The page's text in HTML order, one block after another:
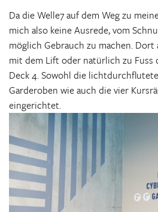
Da die Welle7 auf dem Weg zu
mich also keine Ausrede, vom
möglich Gebrauch zu machen. Dort
mit dem Lift oder natürlich zu Fuss
Deck 4. Sowohl die
Garderoben wie auch die vier
eingerichtet.